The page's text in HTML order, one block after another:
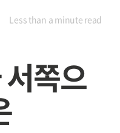
쪽으
Less than a minute read